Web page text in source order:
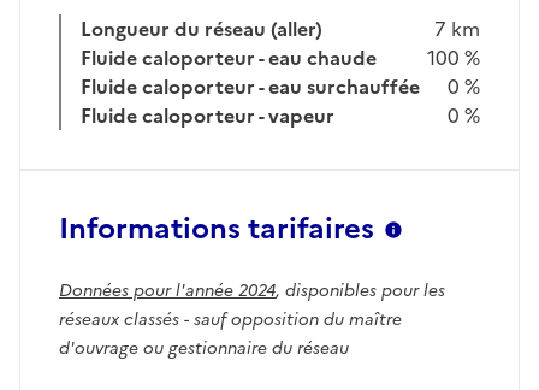
Longueur du réseau (aller)
7 km
Fluide caloporteur - eau chaude
100 %
Fluide caloporteur - eau surchauffée
0 %
Fluide caloporteur - vapeur
0 %
Informations tarifaires
Données pour l'année 2024, disponibles pour les
réseaux classés - sauf opposition du maître
d'ouvrage ou gestionnaire du réseau